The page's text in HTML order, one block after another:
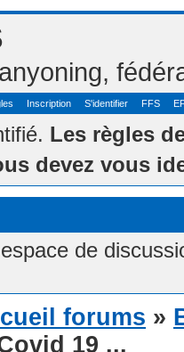
Inscription S'identifier FFS
Les règles
devez vous
de
forums »
19 ...